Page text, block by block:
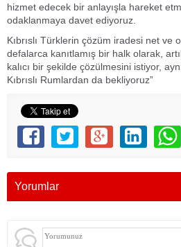
hizmet edecek bir anlayışla hareket
odaklanmaya davet ediyoruz.
Kıbrıslı Türklerin çözüm iradesi net ve
defalarca kanıtlamış bir halk olarak,
kalıcı bir şekilde çözülmesini istiyor,
Kıbrıslı Rumlardan da bekliyoruz”
Yorumlar